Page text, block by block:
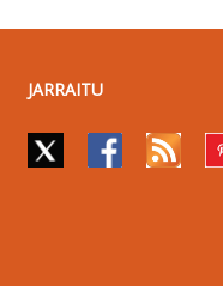
JARRAITU